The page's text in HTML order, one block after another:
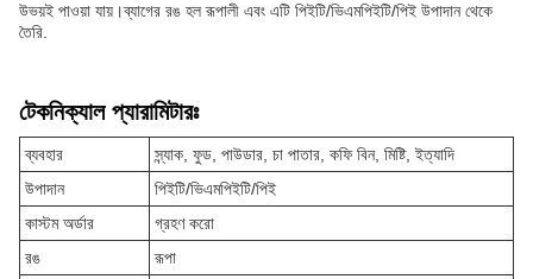
উভয়ই পাওয়া যায়।ব্যাগের রঙ হল রূপালী এবং এটি পিইটি/ভিএমপিইটি/পিই উপাদান থেকে
তৈরি.
টেকনিক্যাল প্যারামিটারঃ
ব্যবহার
স্ন্যাক, ফুড, পাউডার, চা পাতার, কফি বিন, মিষ্টি, ইত্যাদি
উপাদান
পিইটি/ভিএমপিইটি/পিই
কাস্টম অর্ডার
গ্রহণ করো
রঙ
রূপা